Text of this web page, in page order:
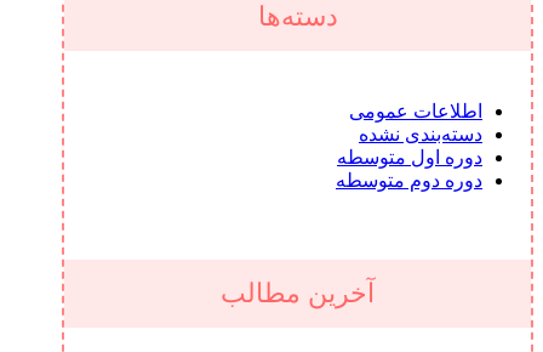
دسته‌ها
اطلاعات عمومی
دسته‌بندی نشده
دوره اول متوسطه
دوره دوم متوسطه
آخرین مطالب